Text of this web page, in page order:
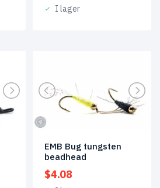
I lager
EMB Bug tungsten
beadhead
$4.08